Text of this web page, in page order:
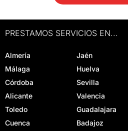
PRESTAMOS SERVICIOS EN...
Almería Jaén
Málaga
Huelva
Córdoba
Sevilla
Alicante
Valencia
Toledo
Guadalajara
Cuenca
Badajoz